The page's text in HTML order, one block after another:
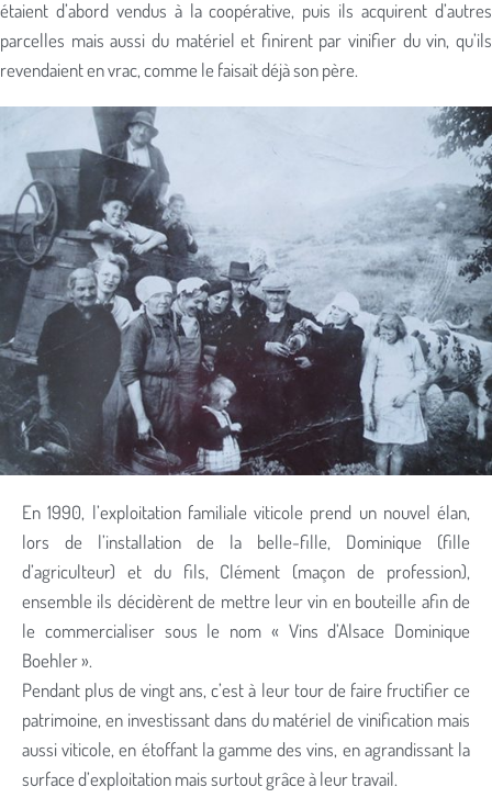
étaient d’abord vendus à la coopérative, puis ils acquirent d’autres
parcelles mais aussi du matériel et finirent par vinifier du vin, qu’ils
revendaient en vrac, comme le faisait déjà son père.
En 1990, l’exploitation familiale viticole prend un nouvel élan,
lors de l’installation de la belle-fille, Dominique (fille
d’agriculteur) et du fils, Clément (maçon de profession),
ensemble ils décidèrent de mettre leur vin en bouteille afin de
le commercialiser sous le nom « Vins d’Alsace Dominique
Boehler ».
Pendant plus de vingt ans, c’est à leur tour de faire fructifier ce
patrimoine, en investissant dans du matériel de vinification mais
aussi viticole, en étoffant la gamme des vins, en agrandissant la
surface d’exploitation mais surtout grâce à leur travail.